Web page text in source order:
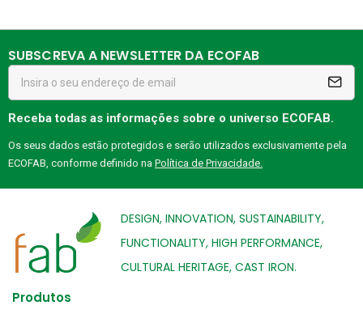
SUBSCREVA A NEWSLETTER DA ECOFAB
Receba todas as informações sobre o universo ECOFAB.
Os seus dados estão protegidos e serão utilizados exclusivamente pela
ECOFAB, conforme definido na Política de Privacidade.
DESIGN, INNOVATION, SUSTAINABILITY,
FUNCTIONALITY, HIGH PERFORMANCE,
CULTURAL HERITAGE, CAST IRON.
Produtos